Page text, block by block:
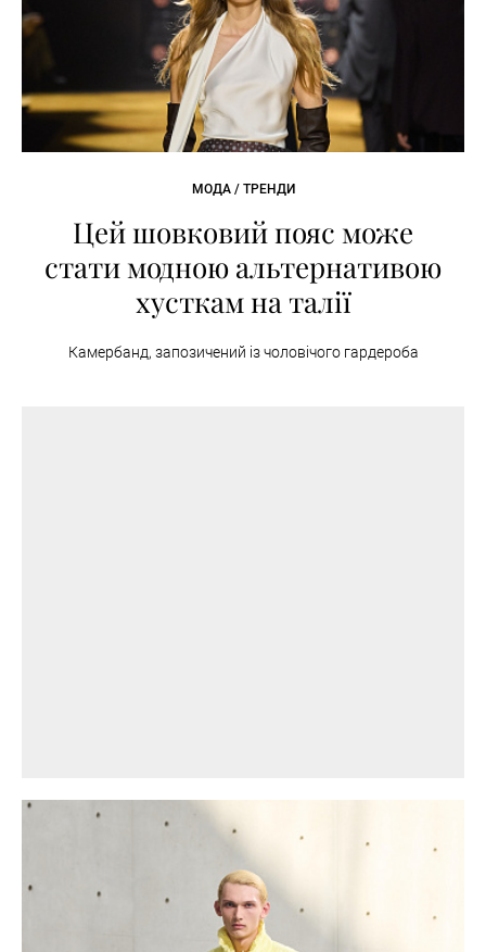
МОДА / ТРЕНДИ
Цей шовковий пояс може
стати модною альтернативою
хусткам на талії
Камербанд, запозичений із чоловічого гардероба